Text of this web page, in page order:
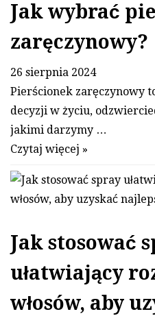
Jak wybrać
zaręczynowy?
26 sierpnia 2024
Pierścionek zaręczynowy
decyzji w życiu,
jakimi darzymy …
Czytaj więcej »
Jak stosować
ułatwiający
włosów, aby